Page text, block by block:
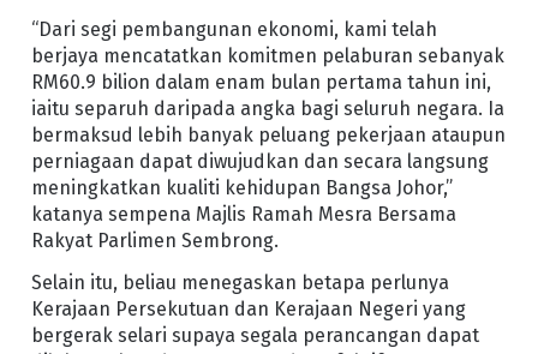
“Dari segi pembangunan ekonomi, kami telah
berjaya mencatatkan komitmen pelaburan sebanyak
RM60.9 bilion dalam enam bulan pertama tahun ini,
iaitu separuh daripada angka bagi seluruh negara. Ia
bermaksud lebih banyak peluang pekerjaan ataupun
perniagaan dapat diwujudkan dan secara langsung
meningkatkan kualiti kehidupan Bangsa Johor,”
katanya sempena Majlis Ramah Mesra Bersama
Rakyat Parlimen Sembrong.
Selain itu, beliau menegaskan betapa perlunya
Kerajaan Persekutuan dan Kerajaan Negeri yang
bergerak selari supaya segala perancangan dapat